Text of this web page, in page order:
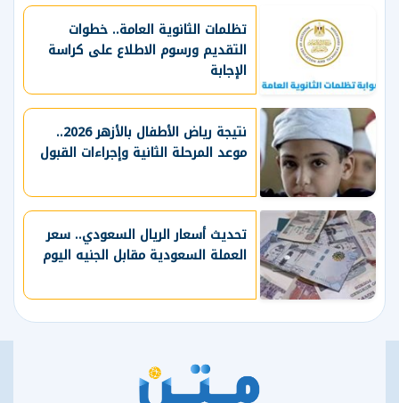
تظلمات الثانوية العامة.. خطوات
التقديم ورسوم الاطلاع على كراسة
الإجابة
نتيجة رياض الأطفال بالأزهر 2026..
موعد المرحلة الثانية وإجراءات القبول
تحديث أسعار الريال السعودي.. سعر
العملة السعودية مقابل الجنيه اليوم